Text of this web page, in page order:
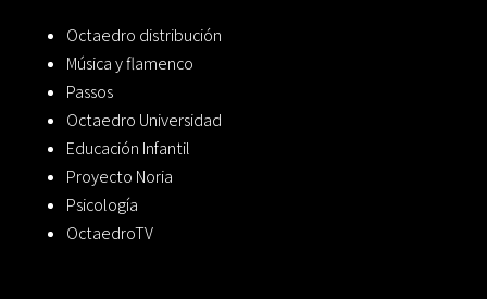
Octaedro distribución
Música y flamenco
Passos
Octaedro Universidad
Educación Infantil
Proyecto Noria
Psicología
OctaedroTV